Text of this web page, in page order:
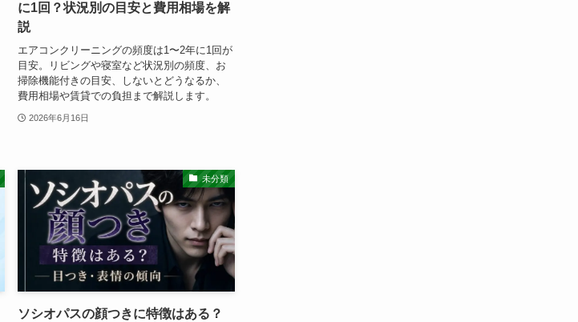
に1回？状況別の目安と費用相場を解
説
エアコンクリーニングの頻度は1〜2年に1回が
目安。リビングや寝室など状況別の頻度、お
掃除機能付きの目安、しないとどうなるか、
費用相場や賃貸での負担まで解説します。
2026年6月16日
未分類
ソシオパスの顔つきに特徴はある？